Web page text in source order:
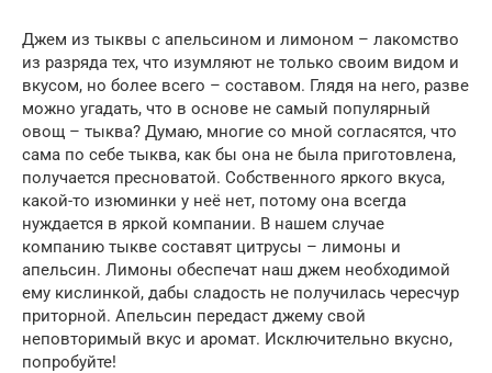
Джем из тыквы с апельсином и лимоном – лакомство
из разряда тех, что изумляют не только своим видом и
вкусом, но более всего – составом. Глядя на него, разве
можно угадать, что в основе не самый популярный
овощ – тыква? Думаю, многие со мной согласятся, что
сама по себе тыква, как бы она не была приготовлена,
получается пресноватой. Собственного яркого вкуса,
какой-то изюминки у неё нет, потому она всегда
нуждается в яркой компании. В нашем случае
компанию тыкве составят цитрусы – лимоны и
апельсин. Лимоны обеспечат наш джем необходимой
ему кислинкой, дабы сладость не получилась чересчур
приторной. Апельсин передаст джему свой
неповторимый вкус и аромат. Исключительно вкусно,
попробуйте!